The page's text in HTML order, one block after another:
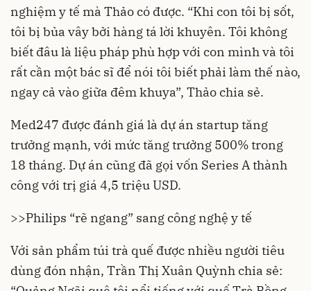
nghiệm y tế mà Thảo có được. “Khi con tôi bị sốt,
tôi bị bủa vây bởi hàng tá lời khuyên. Tôi không
biết đâu là liệu pháp phù hợp với con mình và tôi
rất cần một bác sĩ để nói tôi biết phải làm thế nào,
ngay cả vào giữa đêm khuya”, Thảo chia sẻ.
Med247 được đánh giá là dự án startup tăng
trưởng mạnh, với mức tăng trưởng 500% trong
18 tháng. Dự án cũng đã gọi vốn Series A thành
công với trị giá 4,5 triệu USD.
>>Philips “rẽ ngang” sang công nghệ y tế
Với sản phẩm túi trà quế được nhiều người tiêu
dùng đón nhận, Trần Thị Xuân Quỳnh chia sẻ: